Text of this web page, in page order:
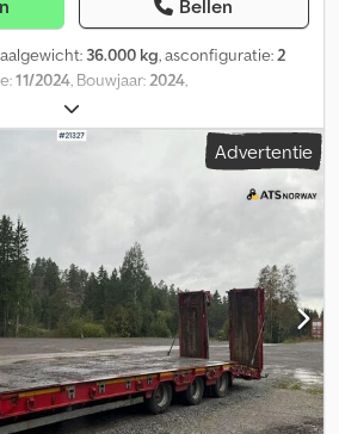
Bellen
36.000 kg, asconfiguratie:2
11/2024, Bouwjaar:2024,
Advertentie